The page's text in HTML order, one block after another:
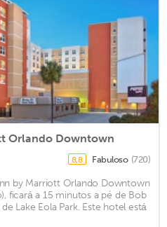
Orlando Downtown
8,8 Fabuloso (720)
by Marriott Orlando Downtown
ficará a 15 minutos a pé de Bob
Lake Eola Park. Este hotel está